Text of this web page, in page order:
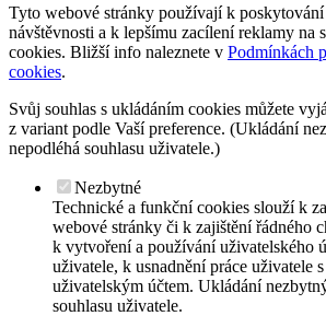
Tyto webové stránky používají k poskytování
návštěvnosti a k lepšímu zacílení reklamy na
cookies. Bližší info naleznete v Podmínkách
cookies.
Svůj souhlas s ukládáním cookies můžete
z variant podle Vaší preference. (Ukládání
nepodléhá souhlasu uživatele.)
Nezbytné
Technické a funkční cookies slouží k
webové stránky či k zajištění řádného
k vytvoření a používání uživatelského
uživatele, k usnadnění práce uživatele
uživatelským účtem. Ukládání
souhlasu uživatele.